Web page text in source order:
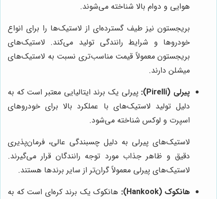
هوایی و دوام بالا شناخته می‌شوند.
بریجستون نیز طیف گسترده‌ای از لاستیک‌ها را برای انواع
خودروها و شرایط رانندگی تولید می‌کند. لاستیک‌های
بریجستون معمولاً قیمت مناسب‌تری نسبت به لاستیک‌های
میشلن دارند.
پیرلی (Pirelli):
پیرلی یک برند ایتالیایی معتبر است که به
دلیل تولید لاستیک‌های با عملکرد بالا برای خودروهای
اسپرت و لوکس شناخته می‌شود.
لاستیک‌های پیرلی به دلیل چسبندگی عالی، فرمان‌پذیری
دقیق و ظاهر جذاب مورد توجه رانندگان قرار می‌گیرند.
لاستیک‌های پیرلی معمولاً گران‌تر از سایر برندها هستند.
هانکوک (Hankook):
هانکوک یک برند کره‌ای است که به